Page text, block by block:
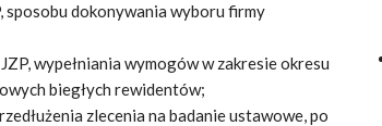
sposobu dokonywania wyboru firmy
wypełniania wymogów w zakresie okresu
biegłych rewidentów;
zlecenia na badanie ustawowe, po